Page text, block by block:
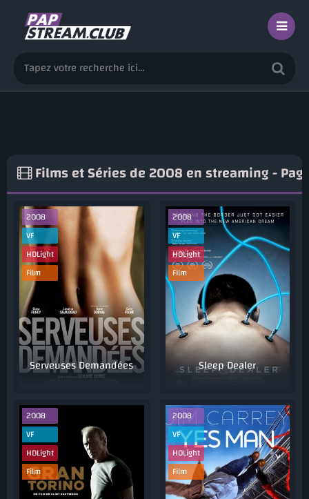
Films et Séries de 2008 en streaming -
Serveuses Demandées
2008
VF
HDLight
Film
Sleep Dealer
2008
VF
HDLight
Film
2008
VF
HDLight
Film
2008
VF
HDLight
Film